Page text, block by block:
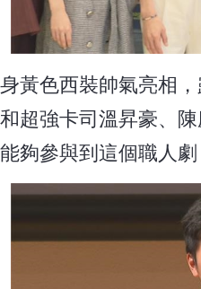
黃色西裝帥氣亮相
超強卡司溫昇豪、
夠參與到這個職人